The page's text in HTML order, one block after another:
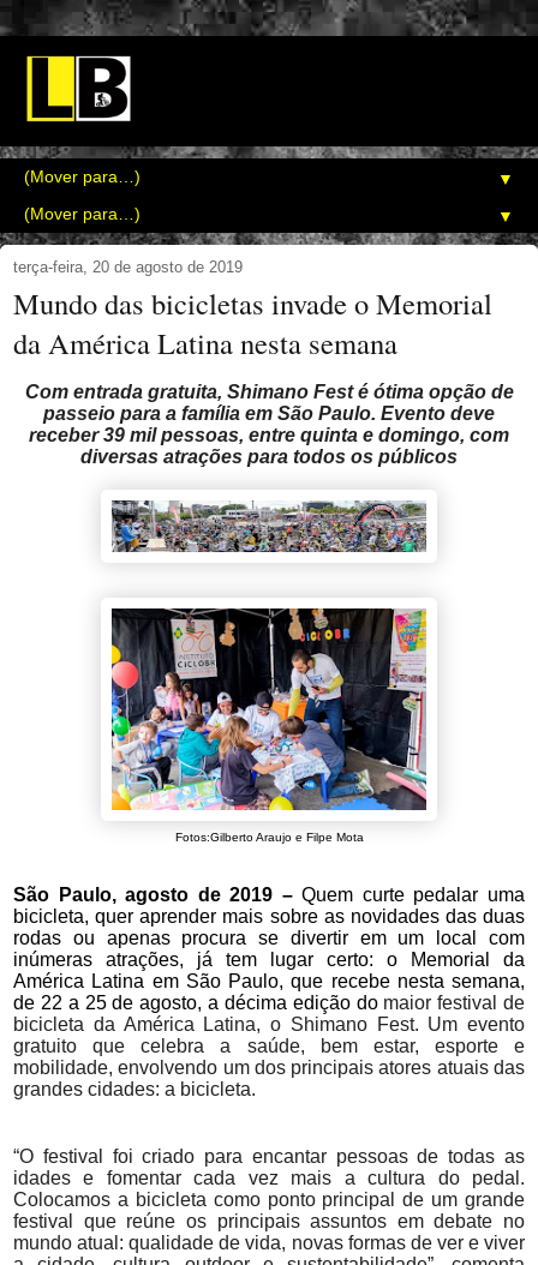
▼
▼
terça-feira, 20 de agosto de 2019
Mundo das bicicletas invade o Memorial
da América Latina nesta semana
Com entrada gratuita, Shimano Fest é ótima opção de
passeio para a família em São Paulo. Evento deve
receber 39 mil pessoas, entre quinta e domingo, com
diversas atrações para todos os públicos
Fotos:Gilberto Araujo e Filpe Mota
São Paulo, agosto de 2019 –Quem curte pedalar uma
bicicleta, quer aprender mais sobre as novidades das duas
rodas ou apenas procura se divertir em um local com
inúmeras atrações, já tem lugar certo: o Memorial da
América Latina em São Paulo, que recebe nesta semana,
de 22 a 25 de agosto, a décima edição domaior festival de
bicicleta da América Latina, o Shimano Fest. Um evento
gratuito que celebra a saúde, bem estar, esporte e
mobilidade, envolvendo um dos principais atores atuais das
grandes cidades: a bicicleta.
“O festival foi criado para encantar pessoas de todas as
idades e fomentar cada vez mais a cultura do pedal.
Colocamos a bicicleta como ponto principal de um grande
festival que reúne os principais assuntos em debate no
mundo atual: qualidade de vida, novas formas de ver e viver